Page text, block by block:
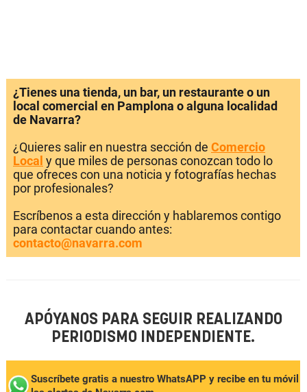
¿Tienes una tienda, un bar, un restaurante o un
local comercial en Pamplona o alguna localidad
de Navarra?
¿Quieres salir en nuestra sección de Comercio
Local y que miles de personas conozcan todo lo
que ofreces con una noticia y fotografías hechas
por profesionales?
Escríbenos a esta dirección y hablaremos contigo
para contactar cuando antes:
contacto@navarra.com
APÓYANOS PARA SEGUIR REALIZANDO
PERIODISMO INDEPENDIENTE.
Suscríbete gratis a nuestro WhatsAPP y recibe en tu móvil